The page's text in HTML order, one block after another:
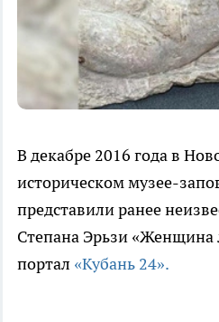
В декабре 2016 года в
историческом музее-
представили ранее
Степана Эрьзи «Женщина
портал «Кубань 24».